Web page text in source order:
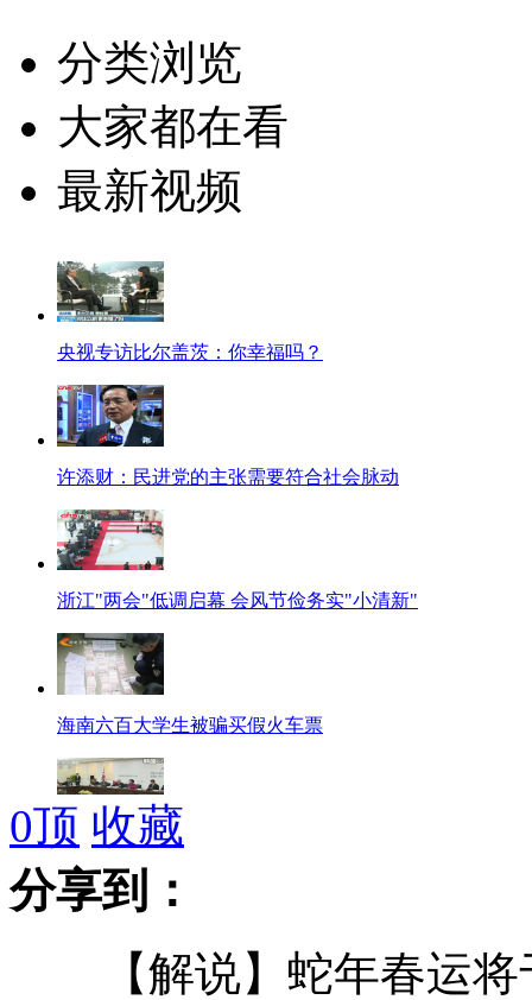
分类浏览
大家都在看
最新视频
央视专访比尔盖茨：你幸福吗？
许添财：民进党的主张需要符合社会脉动
浙江"两会"低调启幕 会风节俭务实"小清新"
海南六百大学生被骗买假火车票
韩国总统朴槿惠将派代表团访美
毛阿敏个唱遭那英"砸场"
0顶 收藏
分享到：
【解说】蛇年春运将